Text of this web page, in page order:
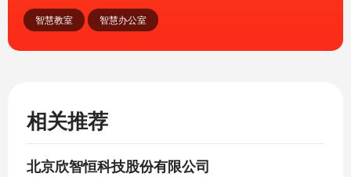
智慧教室 智慧办公室
相关推荐
北京欣智恒科技股份有限公司